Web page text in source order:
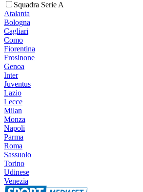
Squadra Serie A
Atalanta
Bologna
Cagliari
Como
Fiorentina
Frosinone
Genoa
Inter
Juventus
Lazio
Lecce
Milan
Monza
Napoli
Parma
Roma
Sassuolo
Torino
Udinese
Venezia